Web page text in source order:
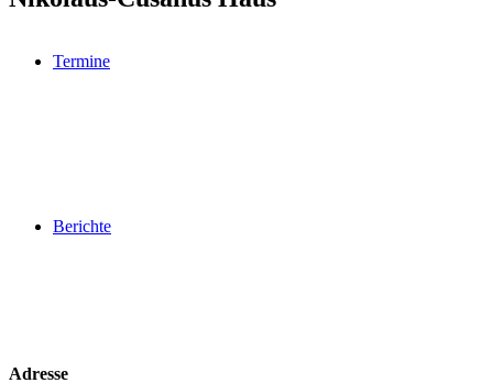
Termine
Berichte
Adresse